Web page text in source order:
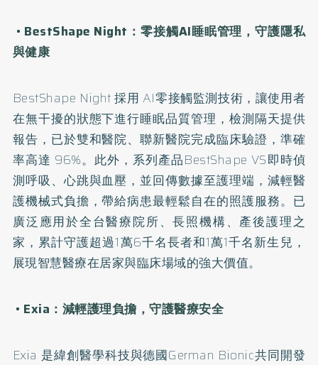
• BestShape Night：零接觸AI睡眠管理，守護隱私
與健康
BestShape Night 採用 AI零接觸監測技術，讓使用者
在無干擾的狀態下進行睡眠品質管理，檢測隔天提供
報告，已於雙和醫院、聯新醫院完成臨床驗證，準確
率高達 96%。此外，系列產品BestShape VS即時偵
測呼吸、心跳與血壓，並回傳數據至護理端，減輕醫
護機械式負擔，帶給病患最輕鬆自在的照護服務。已
廣泛應用於全台醫療院所、長照機構、產後護理之
家，累計守護超過1萬6千名長者和1萬1千名新生兒，
展現智慧醫療在居家與臨床場域的強大價值。
• Exia：減輕護理負擔，守護醫療安全
Exia 是緯創醫學科技與德國German Bionic共同開發